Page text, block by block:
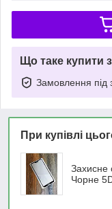
Що таке купити
Замовлення під
При купівлі
Захисне
Чорне